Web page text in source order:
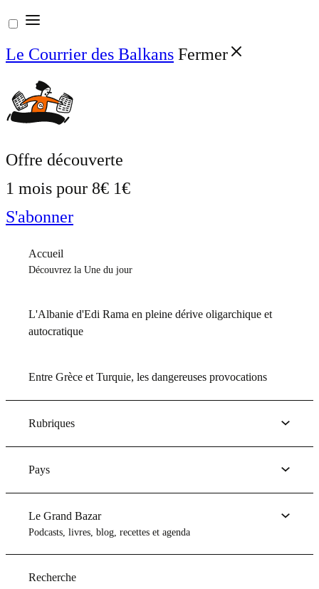
Aller
au
contenu
Le Courrier des Balkans Fermer
Offre découverte
1 mois pour 8€ 1€
S'abonner
Accueil
Découvrez la Une du jour
L'Albanie d'Edi Rama en pleine dérive oligarchique et
autocratique
Entre Grèce et Turquie, les dangereuses provocations
Rubriques
Pays
Le Grand Bazar
Podcasts, livres, blog, recettes et agenda
Recherche